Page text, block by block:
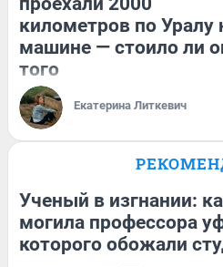
километров по Уралу
машине — стоило ли
того
Екатерина Литкевич
Ученый в изгнании:
могила профессора
которого обожали